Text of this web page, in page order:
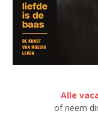
Alle
of neem